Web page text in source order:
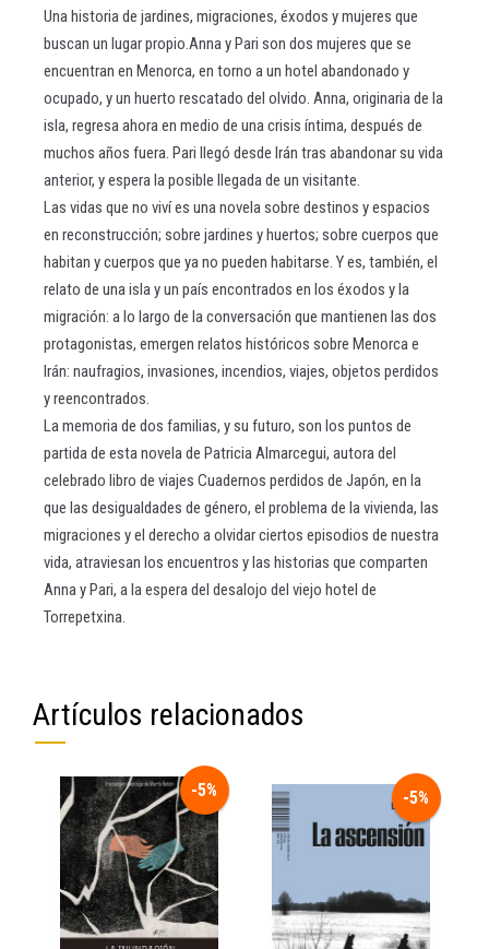
Una historia de jardines, migraciones, éxodos y mujeres que
buscan un lugar propio.Anna y Pari son dos mujeres que se
encuentran en Menorca, en torno a un hotel abandonado y
ocupado, y un huerto rescatado del olvido. Anna, originaria de la
isla, regresa ahora en medio de una crisis íntima, después de
muchos años fuera. Pari llegó desde Irán tras abandonar su vida
anterior, y espera la posible llegada de un visitante.
Las vidas que no viví es una novela sobre destinos y espacios
en reconstrucción; sobre jardines y huertos; sobre cuerpos que
habitan y cuerpos que ya no pueden habitarse. Y es, también, el
relato de una isla y un país encontrados en los éxodos y la
migración: a lo largo de la conversación que mantienen las dos
protagonistas, emergen relatos históricos sobre Menorca e
Irán: naufragios, invasiones, incendios, viajes, objetos perdidos
y reencontrados.
La memoria de dos familias, y su futuro, son los puntos de
partida de esta novela de Patricia Almarcegui, autora del
celebrado libro de viajes Cuadernos perdidos de Japón, en la
que las desigualdades de género, el problema de la vivienda, las
migraciones y el derecho a olvidar ciertos episodios de nuestra
vida, atraviesan los encuentros y las historias que comparten
Anna y Pari, a la espera del desalojo del viejo hotel de
Torrepetxina.
Artículos relacionados
-5% -5%